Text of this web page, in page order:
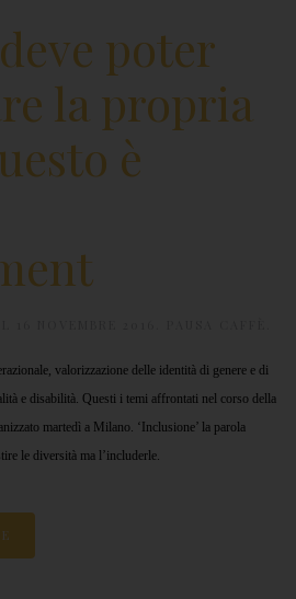
poter
la propria
è
valorizzazione delle identità di genere e di
e disabilità. Questi i temi affrontati nel corso della
martedì a Milano. ‘Inclusione’ la parola
le diversità ma l’includerle.